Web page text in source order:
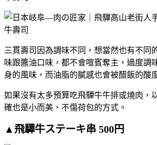
三貫壽司因為調味不同，想當然也有不同
味跟醬油口味，都不會喧賓奪主，過度調
身的風味，而油脂的膩感也會被醋飯的酸
如果沒有太多預算吃飛驒牛牛排或燒肉，
確也是小而美、不傷荷包的方式。
▲飛驒牛ステーキ串 500円